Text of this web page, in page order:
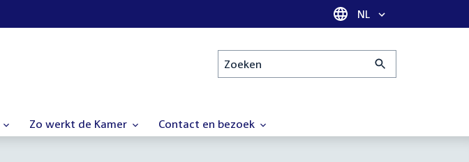
Taal selectie
NL
Zoeken
Zo werkt de Kamer Contact en bezoek